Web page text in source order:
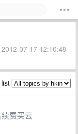
07-17 12:10:48
费买云